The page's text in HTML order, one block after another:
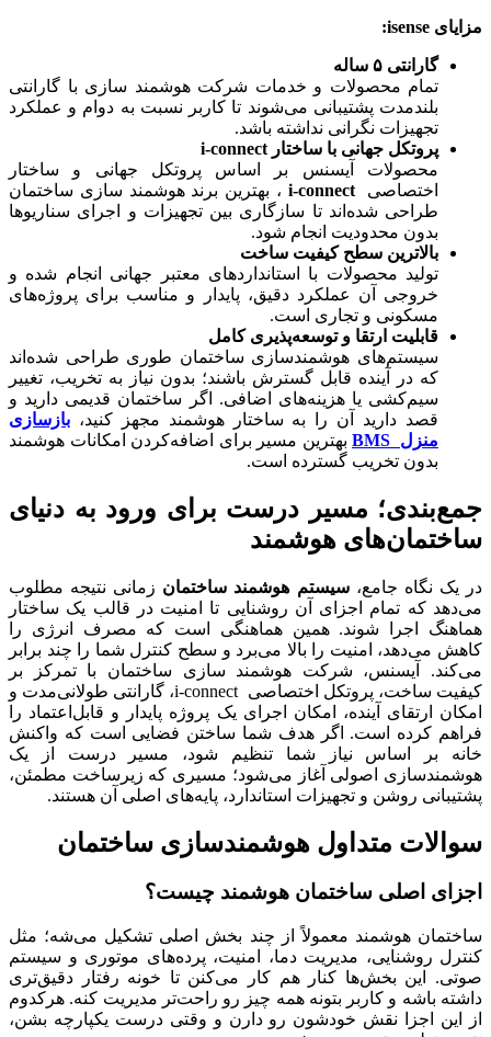
مزایای isense:
گارانتی ۵ ساله
تمام محصولات و خدمات شرکت هوشمند سازی با گارانتی
بلندمدت پشتیبانی می‌شوند تا کاربر نسبت به دوام و عملکرد
تجهیزات نگرانی نداشته باشد.
پروتکل جهانی با ساختار
محصولات آیسنس بر اساس پروتکل جهانی و ساختار
اختصاصی
i-connect ، بهترین برند هوشمند سازی ساختمان
طراحی شده‌اند تا سازگاری بین تجهیزات و اجرای سناریوها
بدون محدودیت انجام شود.
بالاترین سطح کیفیت ساخت
تولید محصولات با استانداردهای معتبر جهانی انجام شده و
خروجی آن عملکرد دقیق، پایدار و مناسب برای پروژه‌های
مسکونی و تجاری است.
قابلیت ارتقا و توسعه‌پذیری کامل
سیستم‌های هوشمندسازی ساختمان طوری طراحی شده‌اند
که در آینده قابل گسترش باشند؛ بدون نیاز به تخریب، تغییر
سیم‌کشی یا هزینه‌های اضافی. اگر ساختمان قدیمی دارید و
قصد دارید آن را به ساختار هوشمند مجهز کنید، بازسازی
منزل BMS
بهترین مسیر برای اضافه‌کردن امکانات هوشمند
بدون تخریب گسترده است.
جمع‌بندی؛ مسیر درست برای ورود به دنیای
ساختمان‌های هوشمند
در یک نگاه جامع،سیستم هوشمند ساختمان زمانی نتیجه مطلوب
می‌دهد که تمام اجزای آن روشنایی تا امنیت در قالب یک ساختار
هماهنگ اجرا شوند. همین هماهنگی است که مصرف انرژی را
کاهش می‌دهد، امنیت را بالا می‌برد و سطح کنترل شما را چند برابر
می‌کند. آیسنس، شرکت هوشمند سازی ساختمان با تمرکز بر
کیفیت ساخت، پروتکل اختصاصی i-connect، گارانتی طولانی‌مدت و
امکان ارتقای آینده، امکان اجرای یک پروژه پایدار و قابل‌اعتماد را
فراهم کرده است. اگر هدف شما ساختن فضایی است که واکنش
خانه بر اساس نیاز شما تنظیم شود، مسیر درست از یک
هوشمندسازی اصولی آغاز می‌شود؛ مسیری که زیرساخت مطمئن،
پشتیبانی روشن و تجهیزات استاندارد، پایه‌های اصلی آن هستند.
سوالات متداول هوشمندسازی ساختمان
اجزای اصلی ساختمان هوشمند چیست؟
ساختمان هوشمند معمولاً از چند بخش اصلی تشکیل می‌شه؛ مثل
کنترل روشنایی، مدیریت دما، امنیت، پرده‌های موتوری و سیستم
صوتی. این بخش‌ها کنار هم کار می‌کنن تا خونه رفتار دقیق‌تری
داشته باشه و کاربر بتونه همه چیز رو راحت‌تر مدیریت کنه. هرکدوم
از این اجزا نقش خودشون رو دارن و وقتی درست یکپارچه بشن،